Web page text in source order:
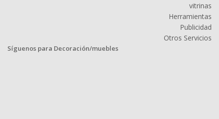
vitrinas
Herramientas
Publicidad
Otros Servicios
Síguenos para Decoración/muebles